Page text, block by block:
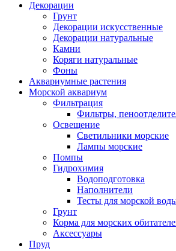
Декорации
Грунт
Декорации искусственные
Декорации натуральные
Камни
Коряги натуральные
Фоны
Аквариумные растения
Морской аквариум
Фильтрация
Фильтры,
Освещение
Светильники морские
Лампы морские
Помпы
Гидрохимия
Водоподготовка
Наполнители
Тесты для морской
Грунт
Корма для морских
Аксессуары
Пруд